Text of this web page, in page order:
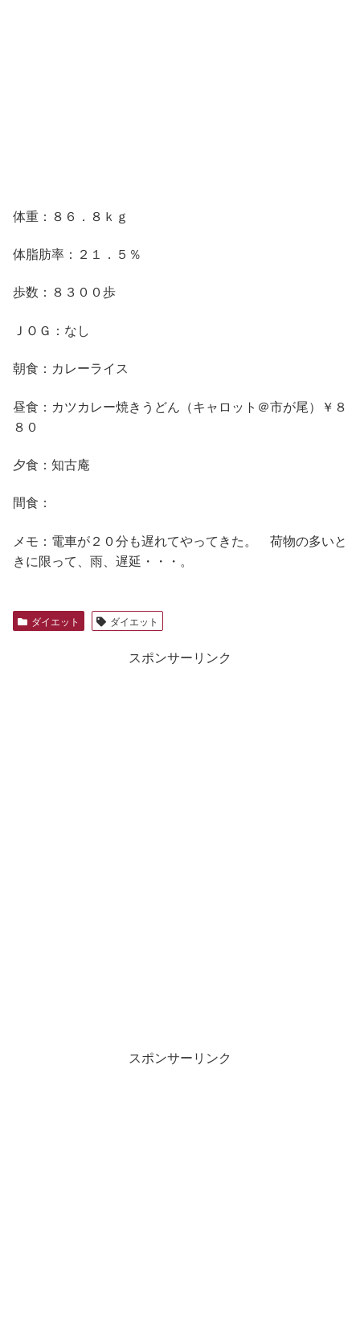
体重：８６．８ｋｇ
体脂肪率：２１．５％
歩数：８３００歩
ＪＯＧ：なし
朝食：カレーライス
昼食：カツカレー焼きうどん（キャロット＠市が尾）￥８
８０
夕食：知古庵
間食：
メモ：電車が２０分も遅れてやってきた。 荷物の多いと
きに限って、雨、遅延・・・。
ダイエット ダイエット
スポンサーリンク
スポンサーリンク